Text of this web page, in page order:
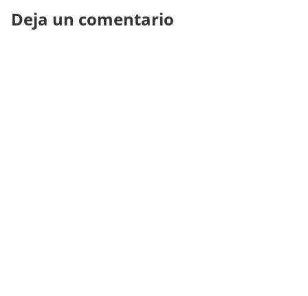
Deja un comentario